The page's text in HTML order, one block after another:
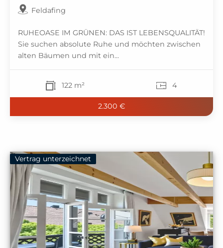
Feldafing
RUHEOASE IM GRÜNEN: DAS IST LEBENSQUALITÄT!
Sie suchen absolute Ruhe und möchten zwischen
alten Bäumen und mit ein...
122 m² 4
2.300 €
Vertrag unterzeichnet